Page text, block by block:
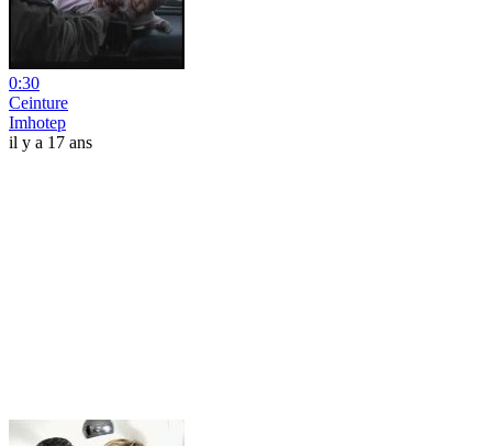
0:30
Ceinture
Imhotep
il y a 17 ans